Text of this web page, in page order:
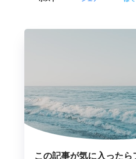
この記事が気に入ったら